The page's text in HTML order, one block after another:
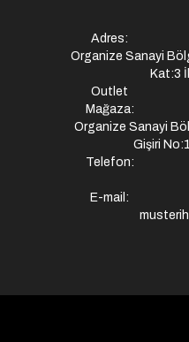
Adres:
Organize Sanayi
Kat:3
Outlet
Mağaza:
Organize Sanayi
Gişiri
Telefon:
E-mail: